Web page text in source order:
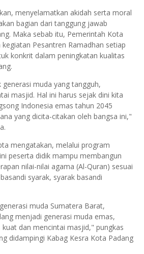
menyelamatkan akidah serta moral
bagian dari tanggung jawab
Maka sebab itu, Pemerintah Kota
Pesantren Ramadhan setiap
konkrit dalam peningkatan kualitas
muda yang tangguh,
masjid. Hal ini harus sejak dini kita
Indonesia emas tahun 2045
yang dicita-citakan oleh bangsa ini,"
mengatakan, melalui program
peserta didik mampu membangun
nilai-nilai agama (Al-Quran) sesuai
syarak, syarak basandi
muda Sumatera Barat,
menjadi generasi muda emas,
dan mencintai masjid," pungkas
didampingi Kabag Kesra Kota Padang